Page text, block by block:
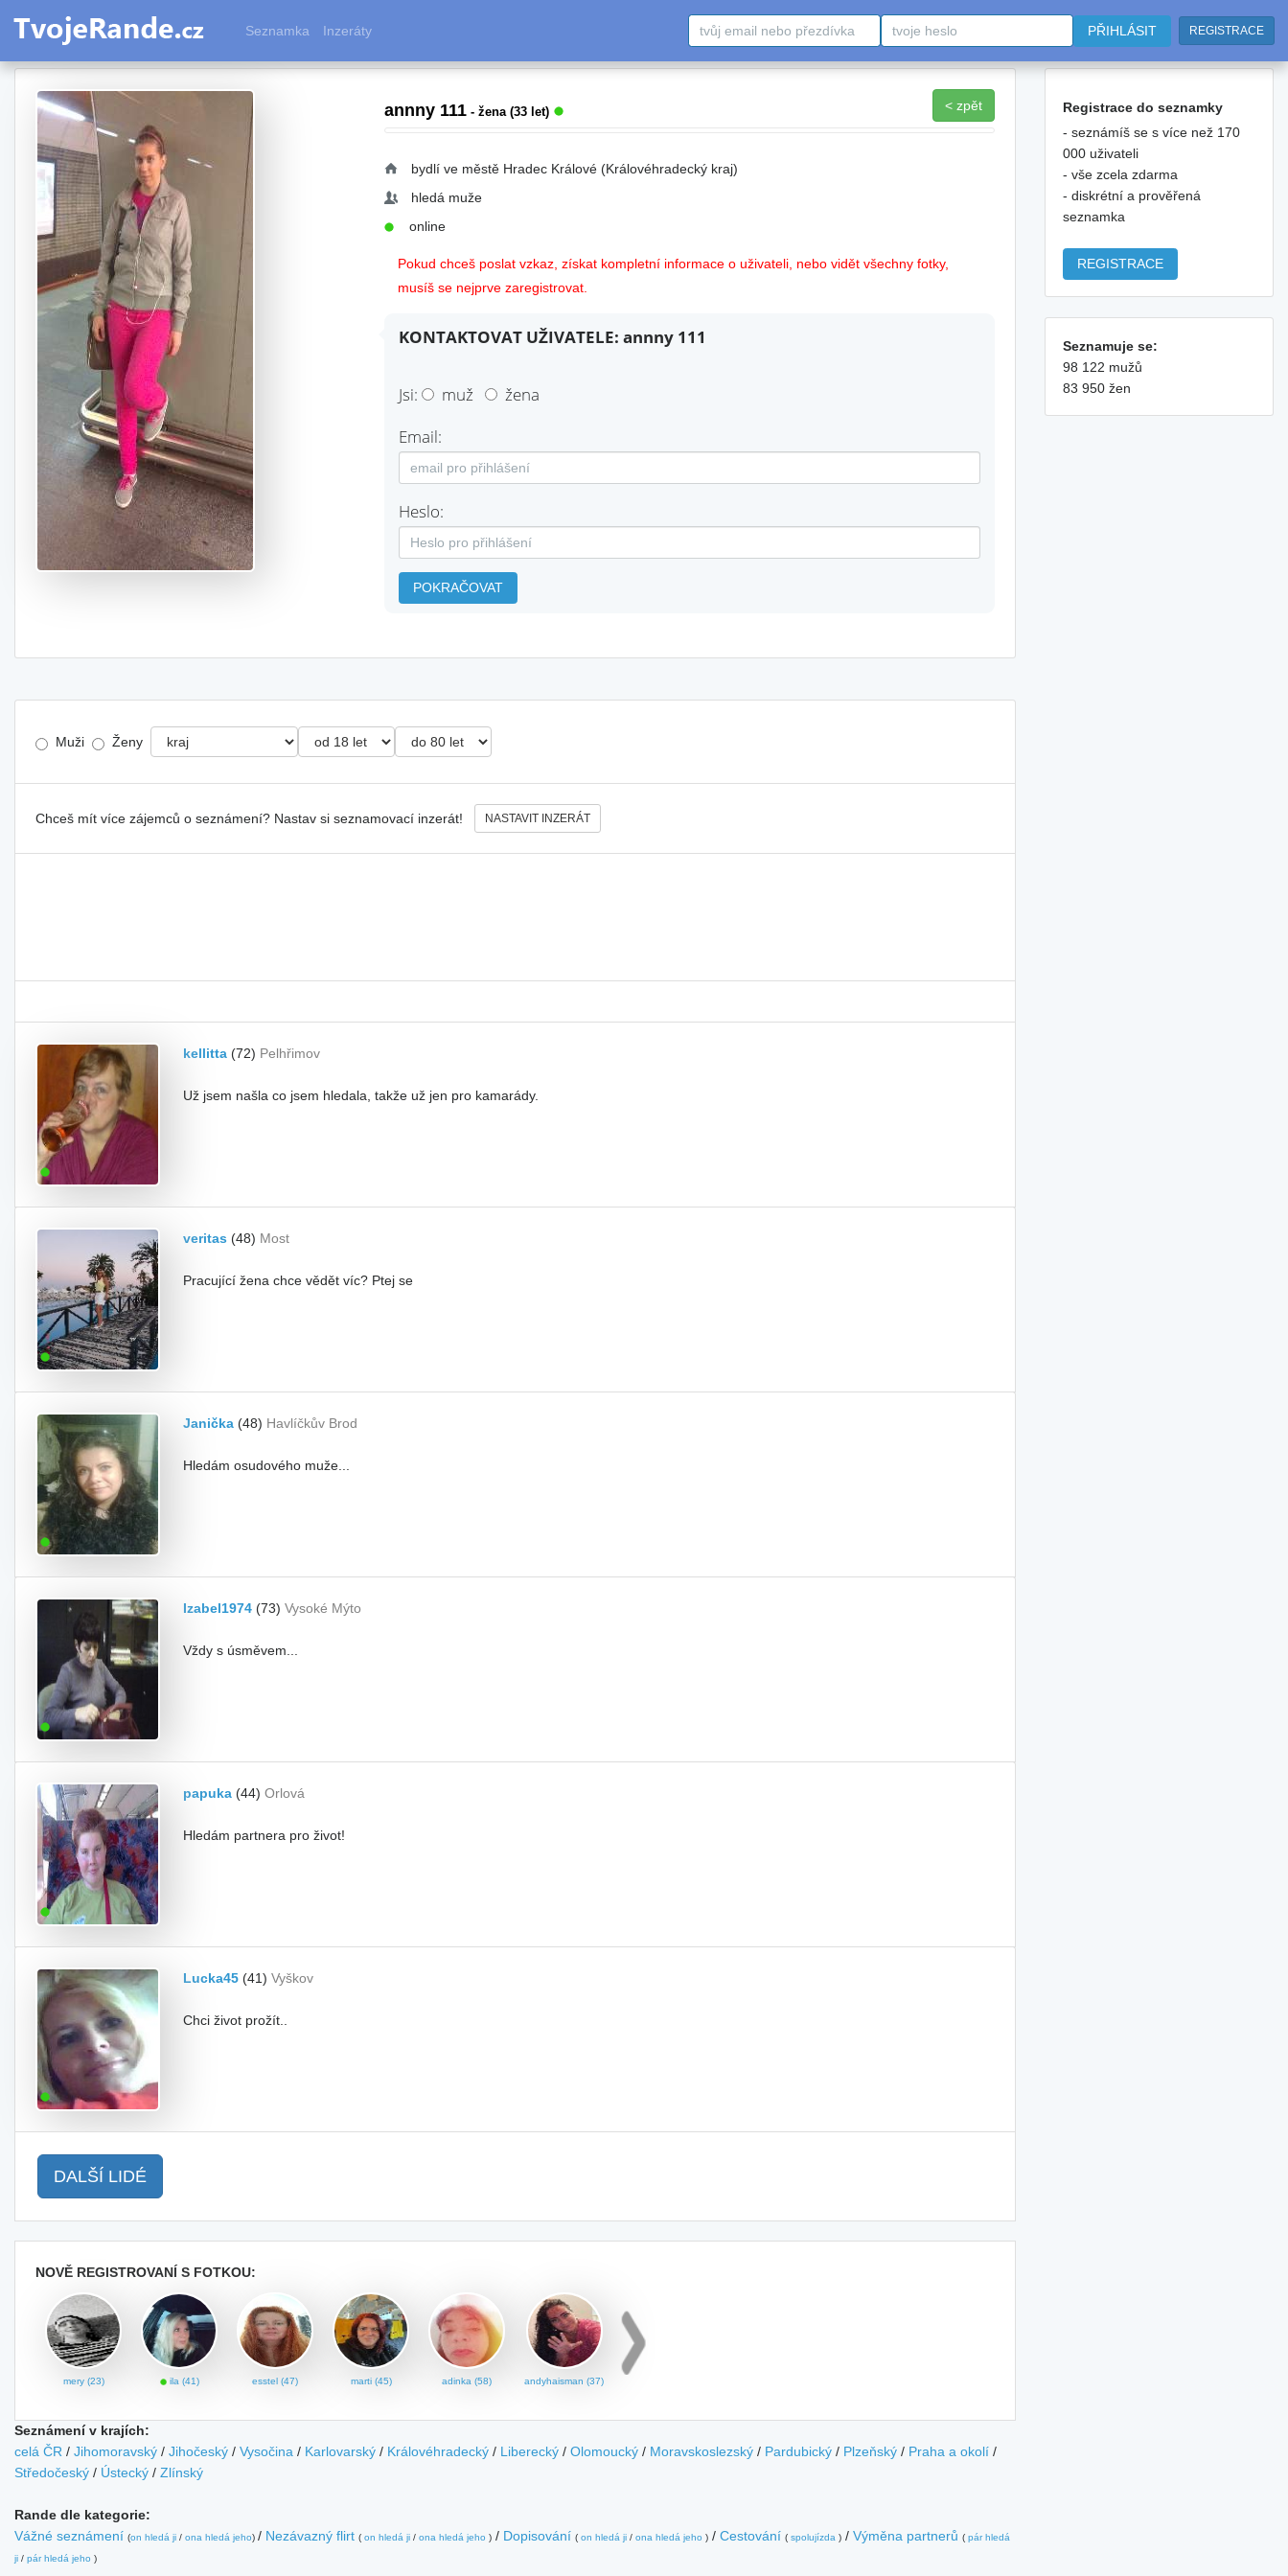
Seznamka Inzeráty PŘIHLÁSIT REGISTRACE
annny 111 - žena (33 let) < zpět
bydlí ve městě Hradec Králové (Královéhradecký kraj)
hledá muže
online
Pokud chceš poslat vzkaz, získat kompletní informace o uživateli, nebo vidět všechny fotky,
musíš se nejprve zaregistrovat.
KONTAKTOVAT UŽIVATELE: annny 111
Jsi: muž
žena
Email:
Heslo:
POKRAČOVAT
Muži Ženy
Chceš mít více zájemců o seznámení? Nastav si seznamovací inzerát! NASTAVIT INZERÁT
kellitta (72) Pelhřimov
Už jsem našla co jsem hledala, takže už jen pro kamarády.
veritas (48) Most
Pracující žena chce vědět víc? Ptej se
Janička (48) Havlíčkův Brod
Hledám osudového muže...
Izabel1974 (73) Vysoké Mýto
Vždy s úsměvem...
papuka (44) Orlová
Hledám partnera pro život!
Lucka45 (41) Vyškov
Chci život prožít..
DALŠÍ LIDÉ
NOVĚ REGISTROVANÍ S FOTKOU:
mery (23) ila (41) esstel (47) marti (45) adinka (58) andyhaisman (37)
Seznámení v krajích:
celá ČR / Jihomoravský / Jihočeský / Vysočina / Karlovarský / Královéhradecký / Liberecký / Olomoucký / Moravskoslezský / Pardubický / Plzeňský / Praha a okolí /
Středočeský / Ústecký / Zlínský
Rande dle kategorie:
Vážné seznámení (on hledá ji / ona hledá jeho) / Nezávazný flirt ( on hledá ji / ona hledá jeho ) / Dopisování ( on hledá ji / ona hledá jeho ) / Cestování ( spolujízda ) / Výměna partnerů ( pár hledá
ji / pár hledá jeho )
Registrace do seznamky
- seznámíš se s více než 170
000 uživateli
- vše zcela zdarma
- diskrétní a prověřená
seznamka
REGISTRACE
Seznamuje se:
98 122 mužů
83 950 žen